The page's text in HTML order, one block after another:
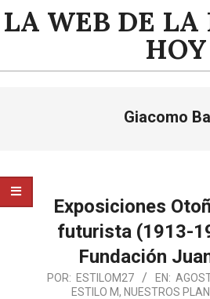
Saltar
alLA WEB DE LA
HOY
Giacomo
Exposiciones
futurista (1913-
Fundación
2014-
POR: ESTILOM27 EN:
ESTILO M, NUESTROS